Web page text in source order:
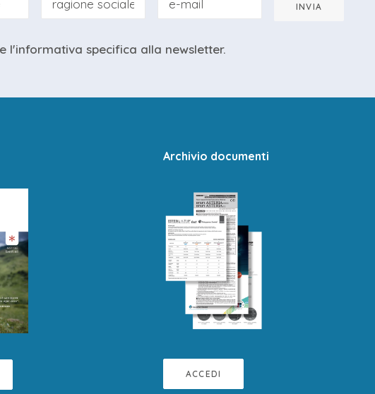
artificiali, seguiti step by step dal relatore
artificiali, seguiti step by step dal relatore
valido sino al 30/09/2026
Spa
l'informativa specifica alla newsletter.
INVIA
Archivio documenti
ACCEDI